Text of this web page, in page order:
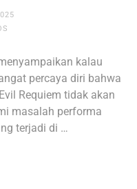
kalau
percaya diri bahwa
Requiem tidak akan
masalah performa
terjadi di …